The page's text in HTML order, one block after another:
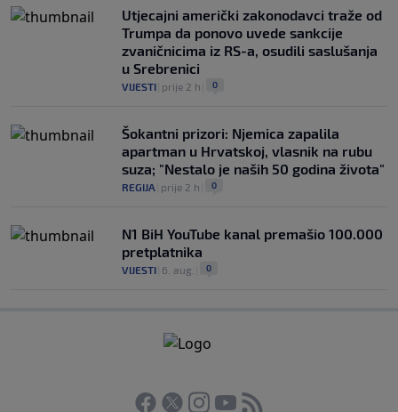
Utjecajni američki zakonodavci traže od
Trumpa da ponovo uvede sankcije
zvaničnicima iz RS-a, osudili saslušanja
u Srebrenici
VIJESTI prije 2 h 0
Šokantni prizori: Njemica zapalila
apartman u Hrvatskoj, vlasnik na rubu
suza; "Nestalo je naših 50 godina života"
REGIJA prije 2 h 0
N1 BiH YouTube kanal premašio 100.000
pretplatnika
VIJESTI 6. aug. 0